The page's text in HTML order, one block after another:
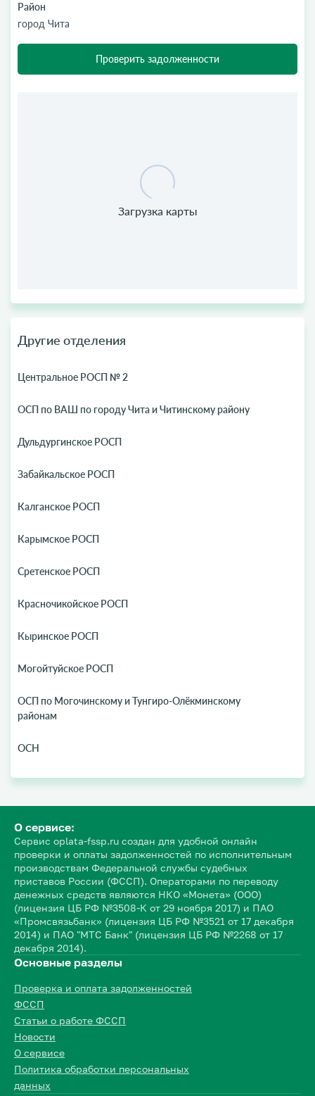
Район
город Чита
Проверить задолженности
Другие отделения
Центральное РОСП № 2
ОСП по ВАШ по городу Чита и Читинскому району
Дульдургинское РОСП
Забайкальское РОСП
Калганское РОСП
Карымское РОСП
Сретенское РОСП
Красночикойское РОСП
Кыринское РОСП
Могойтуйское РОСП
ОСП по Могочинскому и Тунгиро-Олёкминскому
районам
ОСН
О сервисе:
Сервис oplata-fssp.ru создан для удобной онлайн
проверки и оплаты задолженностей по исполнительным
производствам Федеральной службы судебных
приставов России (ФССП). Операторами по переводу
денежных средств являются НКО «Монета» (ООО)
(лицензия ЦБ РФ №3508-К от 29 ноября 2017) и ПАО
«Промсвязьбанк» (лицензия ЦБ РФ №3521 от 17 декабря
2014) и ПАО "МТС Банк" (лицензия ЦБ РФ №2268 от 17
декабря 2014).
Основные разделы
Проверка и оплата задолженностей
ФССП
Статьи о работе ФССП
Новости
О сервисе
Политика обработки персональных
данных